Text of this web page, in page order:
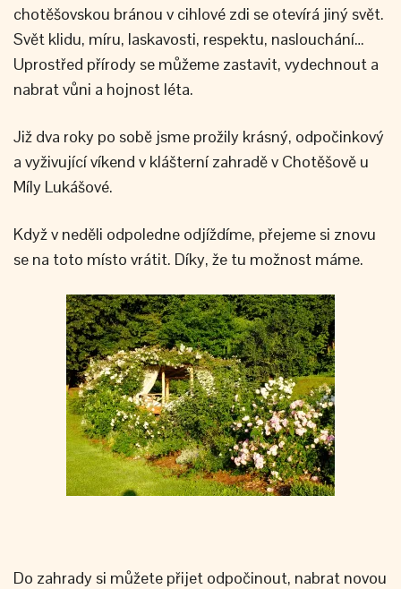
chotěšovskou bránou v cihlové zdi se otevírá jiný svět.
Svět klidu, míru, laskavosti, respektu, naslouchání…
Uprostřed přírody se můžeme zastavit, vydechnout a
nabrat vůni a hojnost léta.
Již dva roky po sobě jsme prožily krásný, odpočinkový
a vyživující víkend v klášterní zahradě v Chotěšově u
Míly Lukášové.
Když v neděli odpoledne odjíždíme, přejeme si znovu
se na toto místo vrátit. Díky, že tu možnost máme.
Do zahrady si můžete přijet odpočinout, nabrat novou